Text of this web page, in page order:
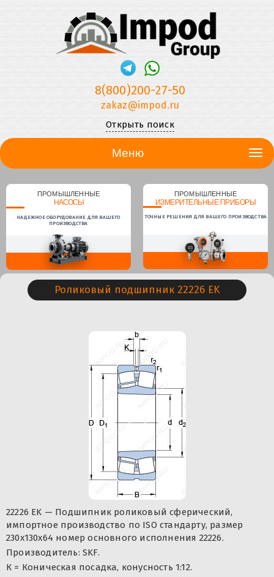
8(800)200-27-50
zakaz@impod.ru
Открыть поиск
Меню
ПРОМЫШЛЕННЫЕ
НАСОСЫ
НАДЕЖНОЕ ОБОРУДОВАНИЕ ДЛЯ ВАШЕГО
ПРОИЗВОДСТВА
ПРОМЫШЛЕННЫЕ
ИЗМЕРИТЕЛЬНЫЕ ПРИБОРЫ
ТОЧНЫЕ РЕШЕНИЯ ДЛЯ ВАШЕГО ПРОИЗВОДСТВА
Роликовый подшипник 22226 EK
22226 EK — Подшипник роликовый сферический,
импортное производство по ISO стандарту, размер
230x130x64 номер основного исполнения 22226.
Производитель: SKF.
К = Коническая посадка, конусность 1:12.